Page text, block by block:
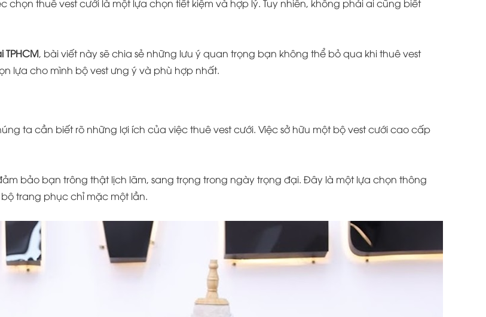
thuê vest cưới là một lựa chọn tiết kiệm và hợp lý. Tuy nhiên, không phải ai cũng biết
TPHCM, bài viết này sẽ chia sẻ những lưu ý quan trọng bạn không thể bỏ qua khi thuê vest
lựa cho mình bộ vest ưng ý và phù hợp nhất.
ta cần biết rõ những lợi ích của việc thuê vest cưới. Việc sở hữu một bộ vest cưới cao cấp
bảo bạn trông thật lịch lãm, sang trọng trong ngày trọng đại. Đây là một lựa chọn thông
trang phục chỉ mặc một lần.